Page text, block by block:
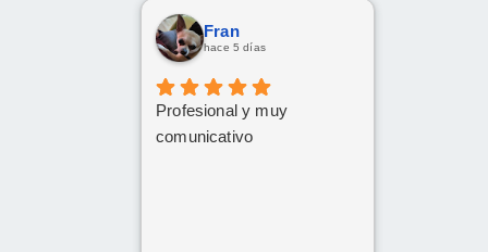
Fran
hace 5 días
Profesional y muy
comunicativo